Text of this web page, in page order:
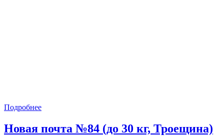
Подробнее
Новая почта №84 (до 30 кг, Троещина)